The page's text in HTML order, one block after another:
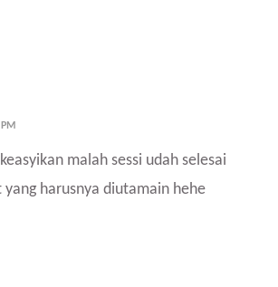
malah sessi udah selesai
yang harusnya diutamain hehe